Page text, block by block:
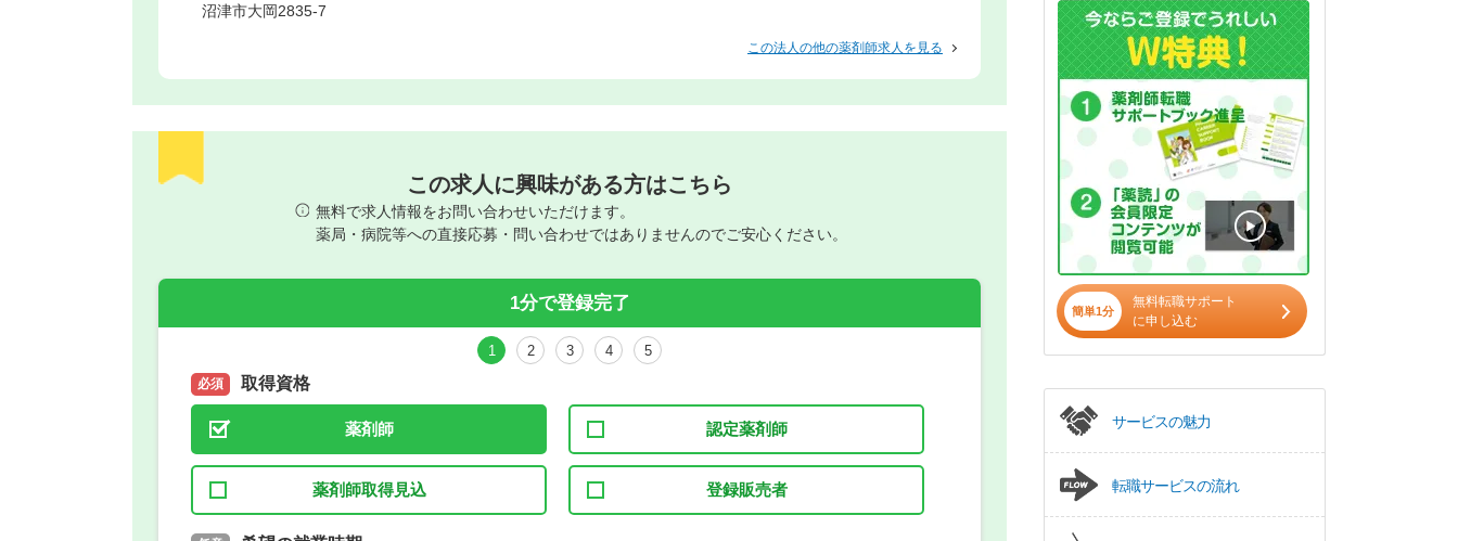
沼津市大岡2835-7
この法人の他の薬剤師求人を見る
この求人に興味がある方はこちら
無料で求人情報をお問い合わせいただけます。
薬局・病院等への直接応募・問い合わせではありませんのでご安心ください。
1分で登録完了
1 2 3 4 5
必須 取得資格
薬剤師 認定薬剤師
薬剤師取得見込 登録販売者
正社員
パート(週4日～5日)
簡単1分
無料転職サポート
に申し込む
サービスの魅力
転職サービスの流れ